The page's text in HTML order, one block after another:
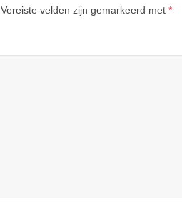
Vereiste velden zijn gemarkeerd met *